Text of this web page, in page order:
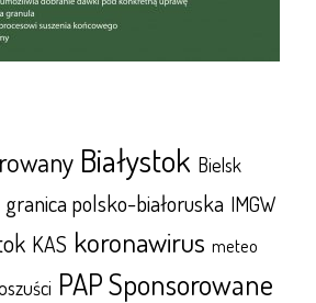
Białystok Bielsk
granica polsko-białoruska IMGW
KAS koronawirus meteo
PAP Sponsorowane